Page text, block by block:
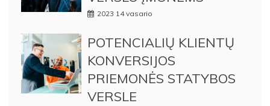
2023 14 vasario
POTENCIALIŲ KLIENTŲ
KONVERSIJOS
PRIEMONĖS STATYBOS
VERSLE